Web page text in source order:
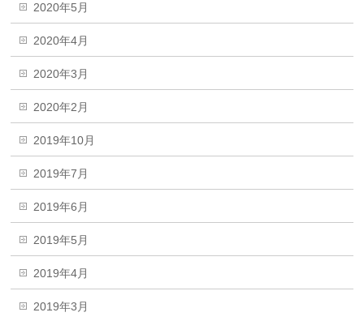
2020年5月
2020年4月
2020年3月
2020年2月
2019年10月
2019年7月
2019年6月
2019年5月
2019年4月
2019年3月